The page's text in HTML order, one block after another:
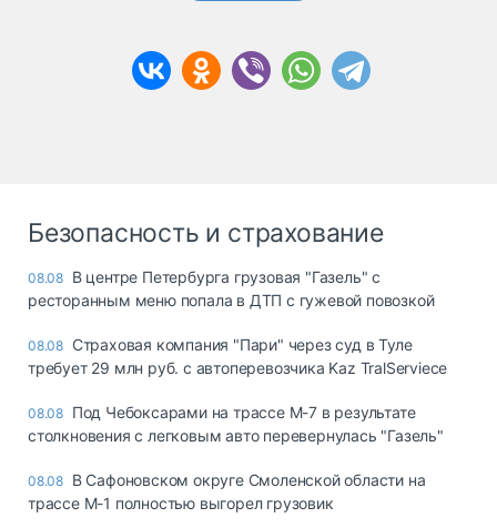
Безопасность и страхование
08.08 В центре Петербурга грузовая "Газель" с
ресторанным меню попала в ДТП с гужевой повозкой
08.08 Страховая компания "Пари" через суд в Туле
требует 29 млн руб. с автоперевозчика Kaz TralServiece
08.08 Под Чебоксарами на трассе М-7 в результате
столкновения с легковым авто перевернулась "Газель"
08.08 В Сафоновском округе Смоленской области на
трассе М-1 полностью выгорел грузовик